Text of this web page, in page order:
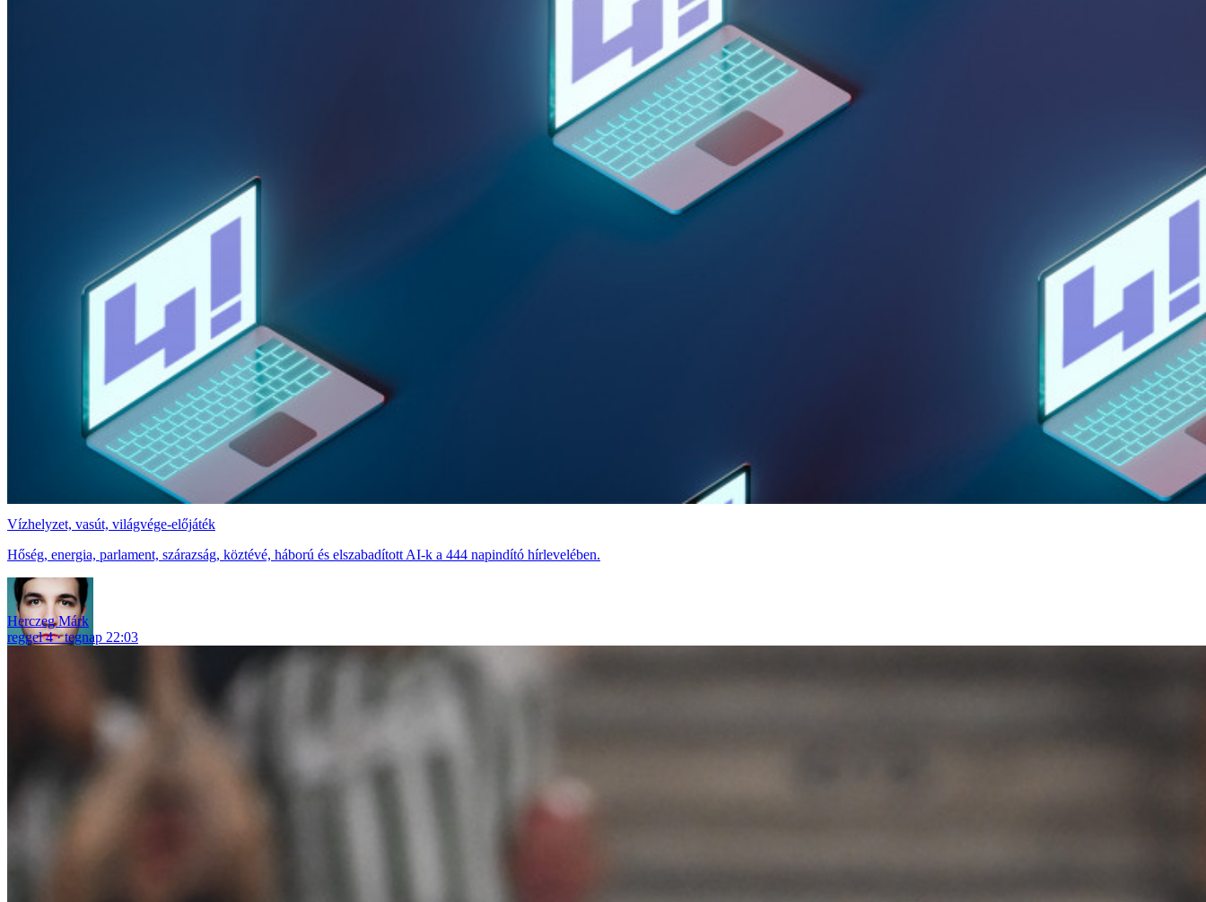
Vízhelyzet, vasút, világvége-előjáték
Hőség, energia, parlament, szárazság, köztévé, háború és elszabadított AI-k a 444 napindító hírlevelében.
Herczeg Márk
reggel 4
tegnap 22:03